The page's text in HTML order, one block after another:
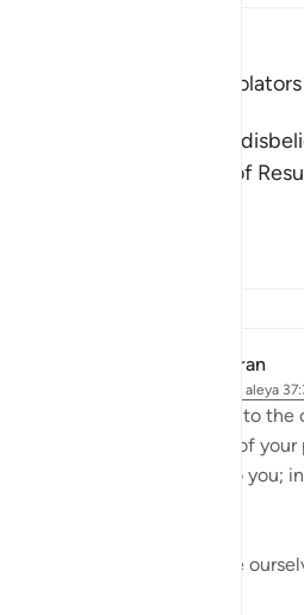
The arguing of the
Allah tells us that the
another in the arena of
In the Shade of the Quran
aleya
The misleaders will say to
you joined us because of
error. We did nothing to you;
If we led you astray, we